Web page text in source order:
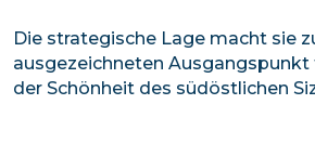
Die strategische Lage macht sie
ausgezeichneten Ausgangspunkt
der Schönheit des südöstlichen